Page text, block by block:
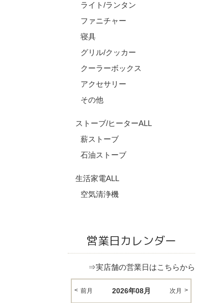
ライト/ランタン
ファニチャー
寝具
グリル/クッカー
クーラーボックス
アクセサリー
その他
ストーブ/ヒーターALL
薪ストーブ
石油ストーブ
生活家電ALL
空気清浄機
営業日カレンダー
⇒実店舗の営業日はこちらから